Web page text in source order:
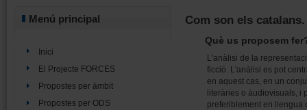
Menú principal
Inici
El Projecte FORCES
Propostes per àmbit
Propostes per ODS
Com son els
Què us proposem
L'anàlisi de la
ficció. L'anàlisi es pot
en aquest cas, en un
literàries o àudiovisuals, i
preferiblement en llengua